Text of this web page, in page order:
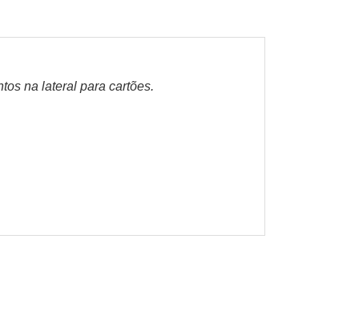
na lateral para cartões.